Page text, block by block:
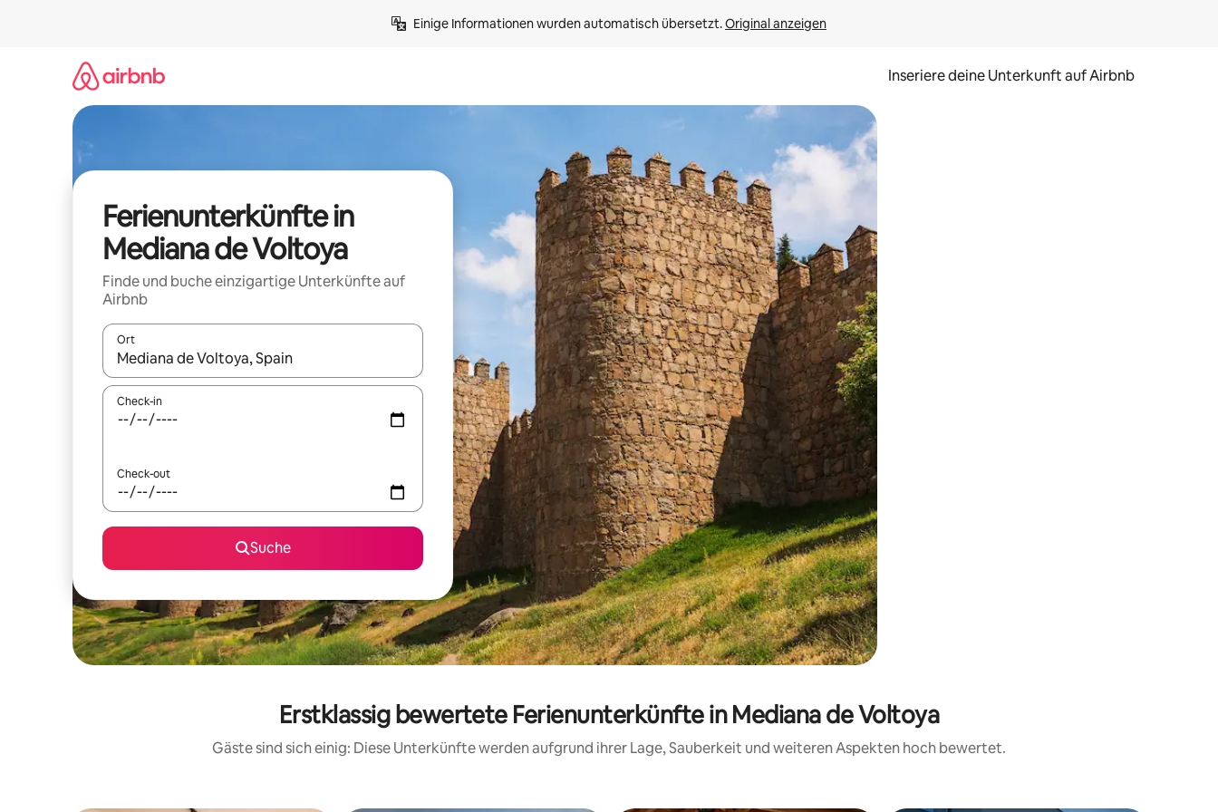
Einige Informationen wurden automatisch übersetzt. Original anzeigen
Inseriere deine Unterkunft auf Airbnb
Ferienunterkünfte in
Mediana de Voltoya
Finde und buche einzigartige Unterkünfte auf
Airbnb
Ort
Wenn Ergebnisse verfügbar sind, navigiere mit den Pfeiltasten nach oben und unten oder erkunde die Ergebnisse durch Berühren oder Wischgesten.
Check-in
Check-out
Suche
Erstklassig bewertete Ferienunterkünfte in Mediana de Voltoya
Gäste sind sich einig: Diese Unterkünfte werden aufgrund ihrer Lage, Sauberkeit und weiteren Aspekten hoch bewertet.